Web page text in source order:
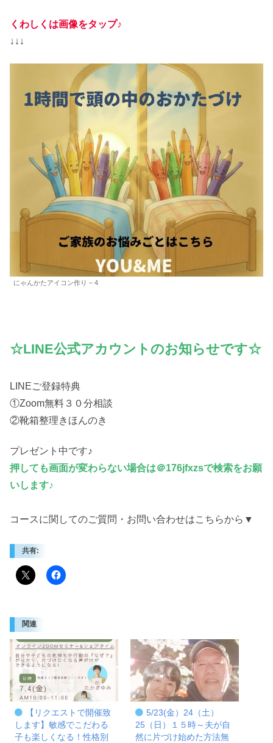
くわしくは画像をタップ♪
↓↓↓
にゃんかたアイコン作り – 4
☆LINE公式アカウントのお知らせです☆
LINEご登録特典
①Zoom無料３０分相談
②靴箱整理きほんのき
プレゼント中です♪
押しても画面が変わらない場合は＠176jfxzsで検索をお願
いします♪
コースに関してのご質問・お問い合わせはこちらから▼
共有:
関連
【リクエストで開催致
します】敏感でこだわる
子も楽しくなる！性格別
5/23(金）24（土）
25（日）１５時～夫が自
然に片づけ始めた方法無